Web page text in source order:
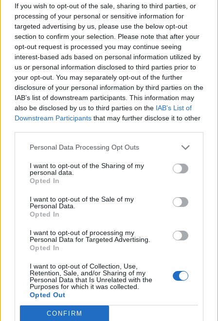
If you wish to opt-out of the sale, sharing to third parties, or
processing of your personal or sensitive information for
targeted advertising by us, please use the below opt-out
section to confirm your selection. Please note that after your
opt-out request is processed you may continue seeing
interest-based ads based on personal information utilized by
us or personal information disclosed to third parties prior to
your opt-out. You may separately opt-out of the further
disclosure of your personal information by third parties on the
IAB’s list of downstream participants. This information may
also be disclosed by us to third parties on the IAB’s List of
Downstream Participants that may further disclose it to other
Personal Data Processing Opt Outs
I want to opt-out of the Sharing of my
personal data.
Opted In
I want to opt-out of the Sale of my
Personal Data.
Opted In
I want to opt-out of processing my
Personal Data for Targeted Advertising.
Opted In
I want to opt-out of Collection, Use,
Retention, Sale, and/or Sharing of my
Personal Data that Is Unrelated with the
Purposes for which it was collected.
Opted Out
CONFIRM